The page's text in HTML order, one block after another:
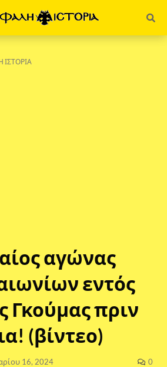
ΙΣΤΟΡΙΑ
αγώνας
εντός
Γκούμας πριν
(βίντεο)
16, 2024 0